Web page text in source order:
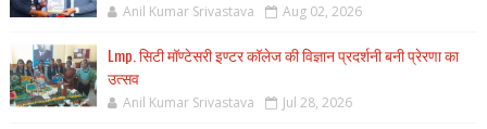
Anil Kumar Srivastava Aug 02, 2026
Lmp. सिटी मॉण्टेसरी इण्टर कॉलेज की विज्ञान प्रदर्शनी बनी प्रेरणा का
उत्सव
Anil Kumar Srivastava Jul 28, 2026